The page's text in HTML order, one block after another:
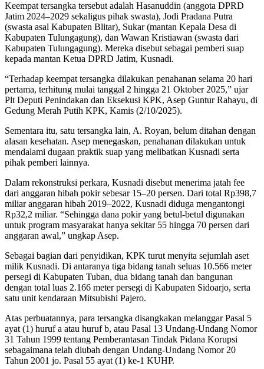
Keempat tersangka tersebut adalah Hasanuddin (anggota DPRD
Jatim 2024–2029 sekaligus pihak swasta), Jodi Pradana Putra
(swasta asal Kabupaten Blitar), Sukar (mantan Kepala Desa di
Kabupaten Tulungagung), dan Wawan Kristiawan (swasta dari
Kabupaten Tulungagung). Mereka disebut sebagai pemberi suap
kepada mantan Ketua DPRD Jatim, Kusnadi.
“Terhadap keempat tersangka dilakukan penahanan selama 20 hari
pertama, terhitung mulai tanggal 2 hingga 21 Oktober 2025,” ujar
Plt Deputi Penindakan dan Eksekusi KPK, Asep Guntur Rahayu, di
Gedung Merah Putih KPK, Kamis (2/10/2025).
Sementara itu, satu tersangka lain, A. Royan, belum ditahan dengan
alasan kesehatan. Asep menegaskan, penahanan dilakukan untuk
mendalami dugaan praktik suap yang melibatkan Kusnadi serta
pihak pemberi lainnya.
Dalam rekonstruksi perkara, Kusnadi disebut menerima jatah fee
dari anggaran hibah pokir sebesar 15–20 persen. Dari total Rp398,7
miliar anggaran hibah 2019–2022, Kusnadi diduga mengantongi
Rp32,2 miliar. “Sehingga dana pokir yang betul-betul digunakan
untuk program masyarakat hanya sekitar 55 hingga 70 persen dari
anggaran awal,” ungkap Asep.
Sebagai bagian dari penyidikan, KPK turut menyita sejumlah aset
milik Kusnadi. Di antaranya tiga bidang tanah seluas 10.566 meter
persegi di Kabupaten Tuban, dua bidang tanah dan bangunan
dengan total luas 2.166 meter persegi di Kabupaten Sidoarjo, serta
satu unit kendaraan Mitsubishi Pajero.
Atas perbuatannya, para tersangka disangkakan melanggar Pasal 5
ayat (1) huruf a atau huruf b, atau Pasal 13 Undang-Undang Nomor
31 Tahun 1999 tentang Pemberantasan Tindak Pidana Korupsi
sebagaimana telah diubah dengan Undang-Undang Nomor 20
Tahun 2001 jo. Pasal 55 ayat (1) ke-1 KUHP.